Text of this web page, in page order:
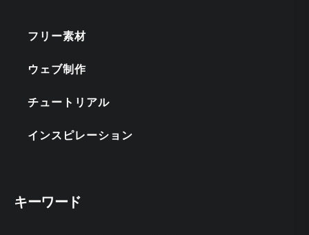
フリー素材
ウェブ制作
チュートリアル
インスピレーション
キーワード